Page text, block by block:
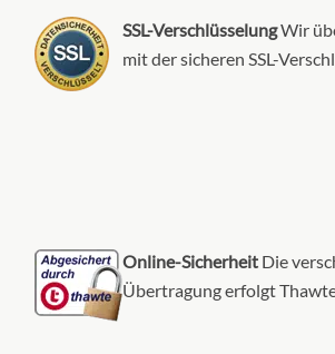
SSL-VerschlüsselungWir
mit der sicheren SSL-
Online-Sicherheit Die
Übertragung erfolgt